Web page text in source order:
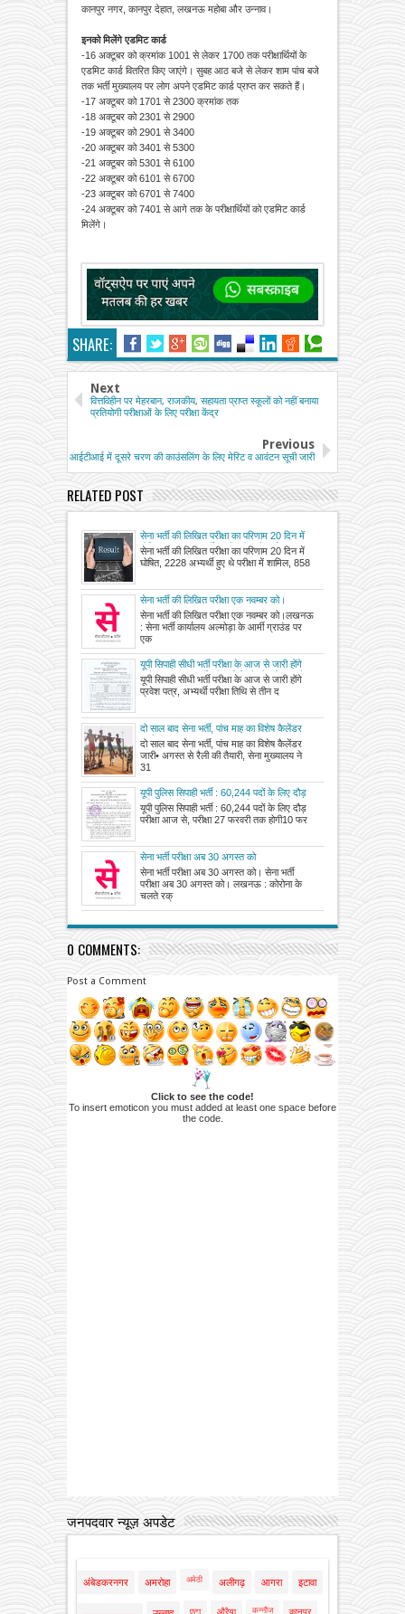
कानपुर नगर, कानपुर देहात, लखनऊ महोबा और उन्नाव।
इनको मिलेंगे एडमिट कार्ड
-16 अक्टूबर को क्रमांक 1001 से लेकर 1700 तक परीक्षार्थियों के
एडमिट कार्ड वितरित किए जाएंगे। सुबह आठ बजे से लेकर शाम पांच बजे
तक भर्ती मुख्यालय पर लोग अपने एडमिट कार्ड प्राप्त कर सकते हैं।
-17 अक्टूबर को 1701 से 2300 क्रमांक तक
-18 अक्टूबर को 2301 से 2900
-19 अक्टूबर को 2901 से 3400
-20 अक्टूबर को 3401 से 5300
-21 अक्टूबर को 5301 से 6100
-22 अक्टूबर को 6101 से 6700
-23 अक्टूबर को 6701 से 7400
-24 अक्टूबर को 7401 से आगे तक के परीक्षार्थियों को एडमिट कार्ड
मिलेंगे।
SHARE:
Next
वित्तविहीन पर मेहरबान, राजकीय, सहायता प्राप्त स्कूलों को नहीं बनाया
प्रतियोगी परीक्षाओं के लिए परीक्षा केंद्र
Previous
आईटीआई में दूसरे चरण की काउंसलिंग के लिए मेरिट व आवंटन सूची जारी
RELATED POST
सेना भर्ती की लिखित परीक्षा का परिणाम 20 दिन में
घोषित, 2228 अभ्यर्थी हुए थे परीक्षा में शामिल, 858
ने पाई सफलता।
सेना भर्ती की लिखित परीक्षा का परिणाम 20 दिन में
घोषित, 2228 अभ्यर्थी हुए थे परीक्षा में शामिल, 858
सेना भर्ती की लिखित परीक्षा एक नवम्बर को।
सेना भर्ती की लिखित परीक्षा एक नवम्बर को।लखनऊ
: सेना भर्ती कार्यालय अल्मोड़ा के आर्मी ग्राउंड पर
एक
यूपी सिपाही सीधी भर्ती परीक्षा के आज से जारी होंगे
प्रवेश पत्र, अभ्यर्थी परीक्षा तिथि से तीन दिन पहले
पुलिस भर्ती बोर्ड की वेबसाइट से कर सकेंगे डाउनलोड
यूपी सिपाही सीधी भर्ती परीक्षा के आज से जारी होंगे
प्रवेश पत्र, अभ्यर्थी परीक्षा तिथि से तीन द
दो साल बाद सेना भर्ती, पांच माह का विशेष कैलेंडर
जारी
दो साल बाद सेना भर्ती, पांच माह का विशेष कैलेंडर
जारी• अगस्त से रैली की तैयारी, सेना मुख्यालय ने
31
यूपी पुलिस सिपाही भर्ती : 60,244 पदों के लिए दौड़
परीक्षा आज से, परीक्षा 27 फरवरी तक होगी
यूपी पुलिस सिपाही भर्ती : 60,244 पदों के लिए दौड़
परीक्षा आज से, परीक्षा 27 फरवरी तक होगी10 फर
सेना भर्ती परीक्षा अब 30 अगस्त को
सेना भर्ती परीक्षा अब 30 अगस्त को। सेना भर्ती
परीक्षा अब 30 अगस्त को। लखनऊ : कोरोना के
चलते रक्
0 COMMENTS:
Post a Comment
Click to see the code!
To insert emoticon you must added at least one space before
the code.
जनपदवार न्यूज़ अपडेट
अंबेडकरनगर अमरोहा अमेठी अलीगढ़ आगरा इटावा
एटा औरैया कन्नौज कानपुर